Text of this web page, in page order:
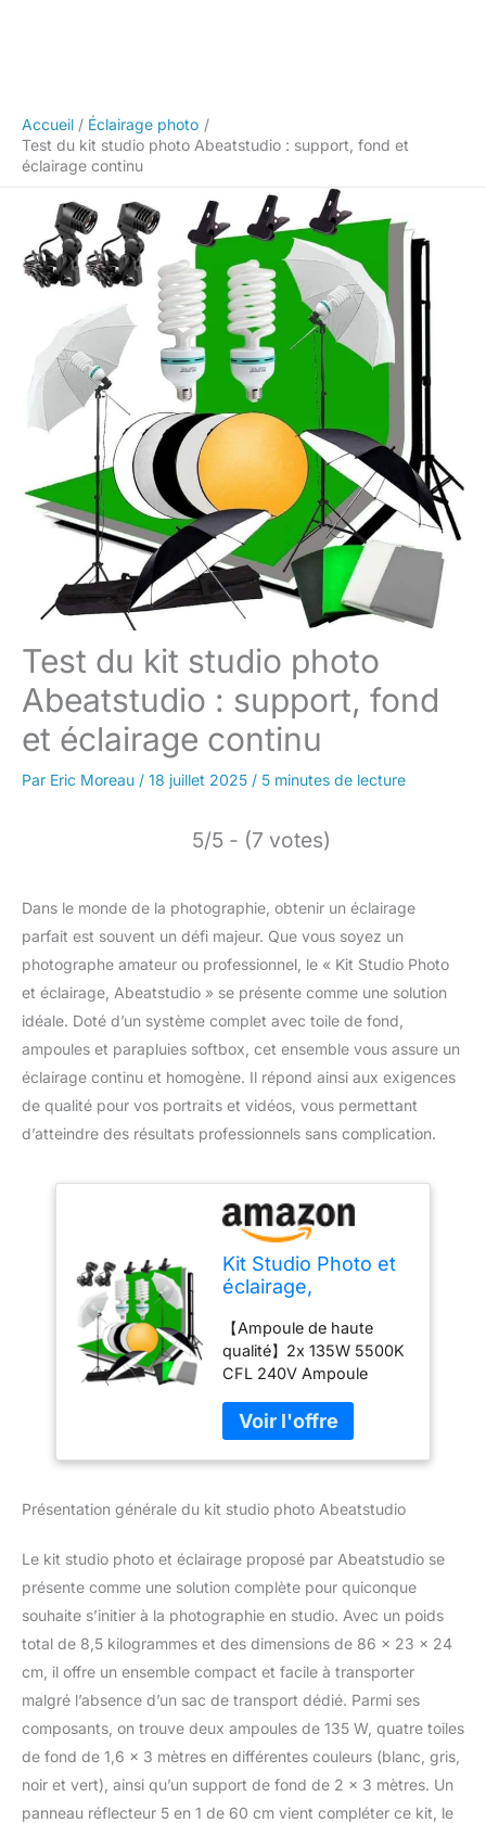
Accueil
Éclairage photo
Test du kit studio photo Abeatstudio : support, fond et
éclairage continu
Test du kit studio photo
Abeatstudio : support, fond
et éclairage continu
Par Eric Moreau / 18 juillet 2025 / 5 minutes de lecture
5/5 - (7 votes)
Dans le monde de la photographie, obtenir un éclairage
parfait est souvent un défi majeur. Que vous soyez un
photographe amateur ou professionnel, le « Kit Studio Photo
et éclairage, Abeatstudio » se présente comme une solution
idéale. Doté d’un système complet avec toile de fond,
ampoules et parapluies softbox, cet ensemble vous assure un
éclairage continu et homogène. Il répond ainsi aux exigences
de qualité pour vos portraits et vidéos, vous permettant
d’atteindre des résultats professionnels sans complication.
Kit Studio Photo et
éclairage,
3m Système de
Support de Toile de
Fond, 2X 135W
Ampoule Parapluie
Softbox éclairage
Continu pour
Portrait et
1
【Ampoule de haute
qualité】2x 135W 5500K
CFL 240V Ampoule
d'énergie (Equivalent à 2
ampoules à
incandescence de
SGS, sûre et économe en
Température de couleur
précise de 5500K,
affichage de la couleur
blanche, pour obtenir
une belle peau, et rendre
instantanément les
photos claires et vives.
Convient à tout support
d'éclairage avec douille
E27. Fournit un
environnement lumineux
pour prendre des photos
Présentation générale du kit studio photo Abeatstudio
Le kit studio photo et éclairage proposé par Abeatstudio se
présente comme une solution complète pour quiconque
souhaite s’initier à la photographie en studio. Avec un poids
total de 8,5 kilogrammes et des dimensions de 86 x 23 x 24
cm, il offre un ensemble compact et facile à transporter
malgré l’absence d’un sac de transport dédié. Parmi ses
composants, on trouve deux ampoules de 135 W, quatre toiles
de fond de 1,6 x 3 mètres en différentes couleurs (blanc, gris,
noir et vert), ainsi qu’un support de fond de 2 x 3 mètres. Un
panneau réflecteur 5 en 1 de 60 cm vient compléter ce kit, le